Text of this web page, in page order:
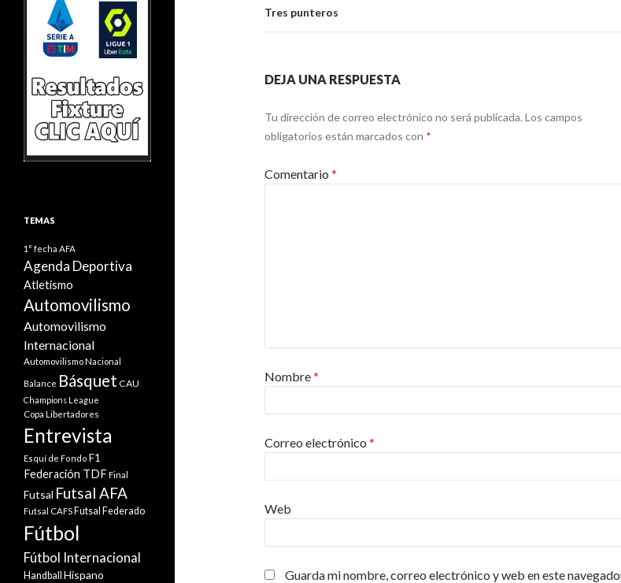
Tres punteros
DEJA UNA RESPUESTA
Tu dirección de correo electrónico no será publicada. Los campos
obligatorios están marcados con *
Comentario *
Nombre*
Correo electrónico *
Web
Guarda mi nombre, correo electrónico y web en este
TEMAS
1° fecha AFA
Agenda Deportiva
Atletismo
Automovilismo
Automovilismo
Internacional
Automovilismo Nacional
Balance Básquet CAU
Champions League
Copa Libertadores
Entrevista
Esquí de Fondo F1
Federación TDF Final
Futsal Futsal AFA
Futsal CAFS Futsal Federado
Fútbol
Fútbol Internacional
Handball Hispano